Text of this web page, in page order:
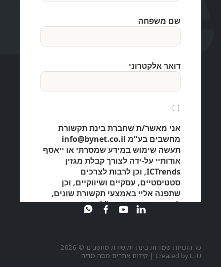
כל הזכויות שמורות בינת תקשורת מחשבים © 2026
Created by LTU
| קידום אתרים מסה מדיה